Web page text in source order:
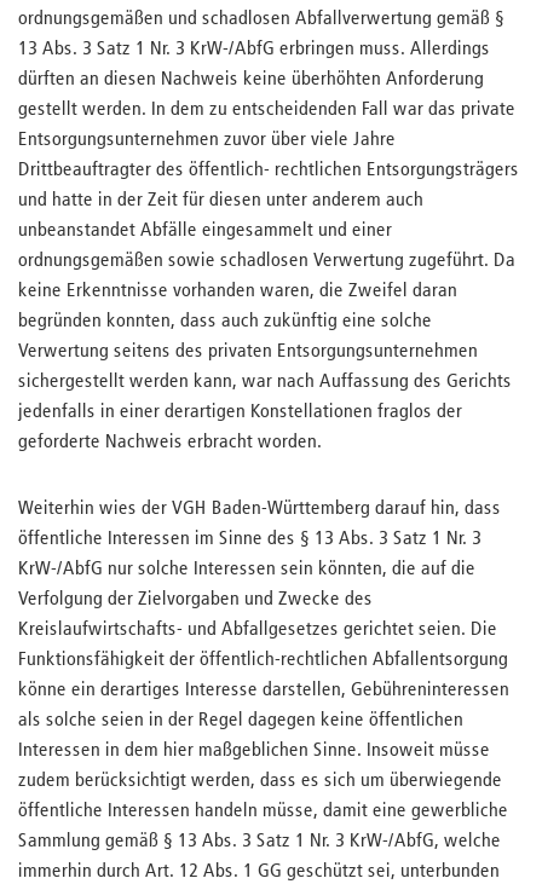
ordnungsgemäßen und schadlosen Abfallverwertung gemäß §
13 Abs. 3 Satz 1 Nr. 3 KrW-/AbfG erbringen muss. Allerdings
dürften an diesen Nachweis keine überhöhten Anforderung
gestellt werden. In dem zu entscheidenden Fall war das private
Entsorgungsunternehmen zuvor über viele Jahre
Drittbeauftragter des öffentlich- rechtlichen Entsorgungsträgers
und hatte in der Zeit für diesen unter anderem auch
unbeanstandet Abfälle eingesammelt und einer
ordnungsgemäßen sowie schadlosen Verwertung zugeführt. Da
keine Erkenntnisse vorhanden waren, die Zweifel daran
begründen konnten, dass auch zukünftig eine solche
Verwertung seitens des privaten Entsorgungsunternehmen
sichergestellt werden kann, war nach Auffassung des Gerichts
jedenfalls in einer derartigen Konstellationen fraglos der
geforderte Nachweis erbracht worden.
Weiterhin wies der VGH Baden-Württemberg darauf hin, dass
öffentliche Interessen im Sinne des § 13 Abs. 3 Satz 1 Nr. 3
KrW-/AbfG nur solche Interessen sein könnten, die auf die
Verfolgung der Zielvorgaben und Zwecke des
Kreislaufwirtschafts- und Abfallgesetzes gerichtet seien. Die
Funktionsfähigkeit der öffentlich-rechtlichen Abfallentsorgung
könne ein derartiges Interesse darstellen, Gebühreninteressen
als solche seien in der Regel dagegen keine öffentlichen
Interessen in dem hier maßgeblichen Sinne. Insoweit müsse
zudem berücksichtigt werden, dass es sich um überwiegende
öffentliche Interessen handeln müsse, damit eine gewerbliche
Sammlung gemäß § 13 Abs. 3 Satz 1 Nr. 3 KrW-/AbfG, welche
immerhin durch Art. 12 Abs. 1 GG geschützt sei, unterbunden